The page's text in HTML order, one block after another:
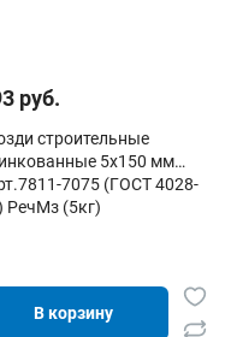
руб.
строительные
5х150 мм
7075 (ГОСТ 4028-
РечМз (5кг)
В корзину